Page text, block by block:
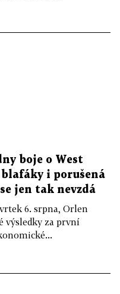
boje o West
i porušená
jen tak nevzdá
6. srpna, Orlen
výsledky za první